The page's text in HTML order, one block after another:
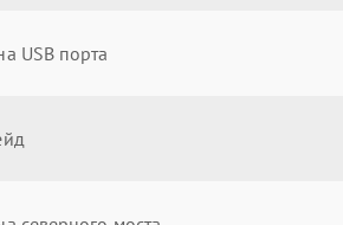
USB порта